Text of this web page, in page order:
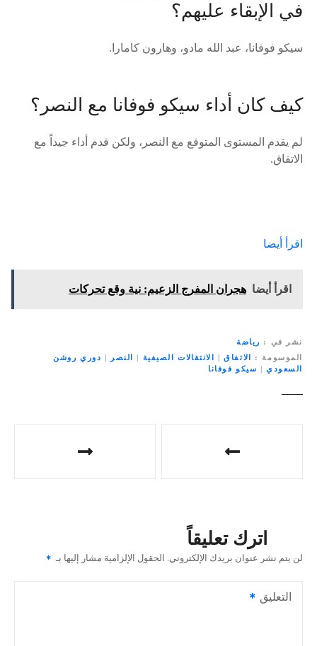
في الإبقاء عليهم؟
سيكو فوفانا، عبد الله مادو، وهارون كامارا.
كيف كان أداء سيكو فوفانا مع النصر؟
لم يقدم المستوى المتوقع مع النصر، ولكن قدم أداء جيداً مع
الاتفاق.
اقرأ أيضا
اقرأ أيضا هجران المفرج الزعيم: نية وقع تحركات
نشر في
رياضة
الموسومة
الاتفاق| الانتقالات الصيفية | النصر | دوري روشن
السعودي| سيكو فوفانا
ا
م
اترك تعليقاً
لن يتم نشر عنوان بريدك الإلكتروني. الحقول الإلزامية مشار إليها بـ
التعليق